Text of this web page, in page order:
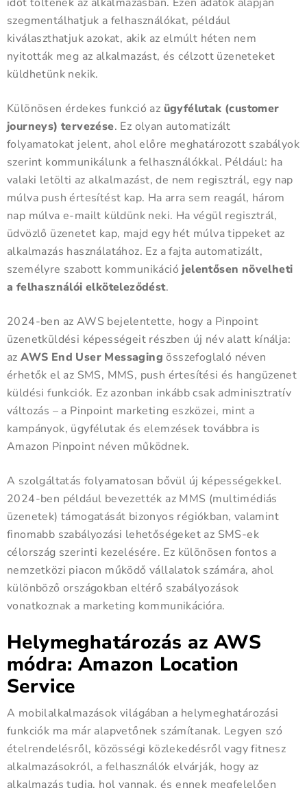
szegmentálhatjuk a felhasználókat, például
kiválaszthatjuk azokat, akik az elmúlt héten nem
nyitották meg az alkalmazást, és célzott üzeneteket
küldhetünk nekik.
Különösen érdekes funkció az ügyfélutak (customer
journeys) tervezése. Ez olyan automatizált
folyamatokat jelent, ahol előre meghatározott szabályok
szerint kommunikálunk a felhasználókkal. Például: ha
valaki letölti az alkalmazást, de nem regisztrál, egy nap
múlva push értesítést kap. Ha arra sem reagál, három
nap múlva e-mailt küldünk neki. Ha végül regisztrál,
üdvözlő üzenetet kap, majd egy hét múlva tippeket az
alkalmazás használatához. Ez a fajta automatizált,
személyre szabott kommunikáció jelentősen növelheti
a felhasználói elköteleződést.
2024-ben az AWS bejelentette, hogy a Pinpoint
üzenetküldési képességeit részben új név alatt kínálja:
azAWS End User Messaging összefoglaló néven
érhetők el az SMS, MMS, push értesítési és hangüzenet
küldési funkciók. Ez azonban inkább csak adminisztratív
változás – a Pinpoint marketing eszközei, mint a
kampányok, ügyfélutak és elemzések továbbra is
Amazon Pinpoint néven működnek.
A szolgáltatás folyamatosan bővül új képességekkel.
2024-ben például bevezették az MMS (multimédiás
üzenetek) támogatását bizonyos régiókban, valamint
finomabb szabályozási lehetőségeket az SMS-ek
célország szerinti kezelésére. Ez különösen fontos a
nemzetközi piacon működő vállalatok számára, ahol
különböző országokban eltérő szabályozások
vonatkoznak a marketing kommunikációra.
Helymeghatározás az AWS
módra: Amazon Location
Service
A mobilalkalmazások világában a helymeghatározási
funkciók ma már alapvetőnek számítanak. Legyen szó
ételrendelésről, közösségi közlekedésről vagy fitnesz
alkalmazásokról, a felhasználók elvárják, hogy az
alkalmazás tudja, hol vannak, és ennek megfelelően